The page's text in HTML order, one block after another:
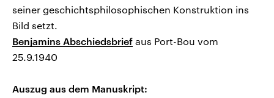
seiner geschichtsphilosophischen Konstruktion ins
Bild setzt.
Benjamins Abschiedsbrief aus Port-Bou vom
25.9.1940
Auszug aus dem Manuskript: